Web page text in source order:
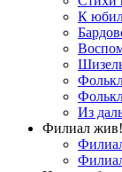
К
Из
Филиал жив!